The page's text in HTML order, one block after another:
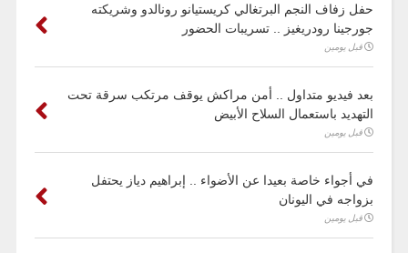
حفل زفاف النجم البرتغالي كريستيانو رونالدو وشريكته
جورجينا رودريغيز .. تسريبات الحضور
قبل يومين
بعد فيديو متداول .. أمن مراكش يوقف مرتكب سرقة تحت
التهديد باستعمال السلاح الأبيض
قبل يومين
في أجواء خاصة بعيدا عن الأضواء .. إبراهيم دياز يحتفل
بزواجه في اليونان
قبل يومين